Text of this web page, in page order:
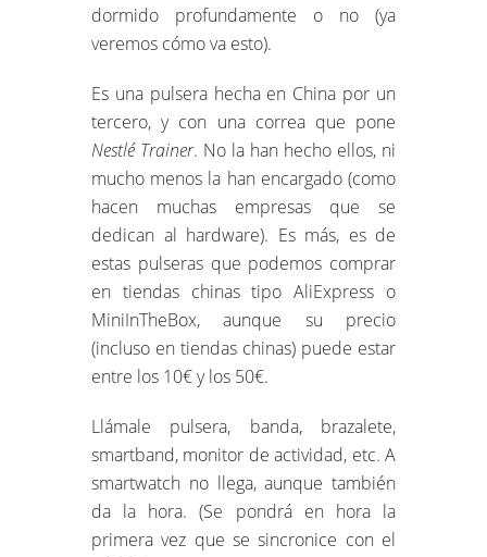
dormido profundamente o no (ya
veremos cómo va esto).
Es una pulsera hecha en China por un
tercero, y con una correa que pone
Nestlé Trainer. No la han hecho ellos, ni
mucho menos la han encargado (como
hacen muchas empresas que se
dedican al hardware). Es más, es de
estas pulseras que podemos comprar
en tiendas chinas tipo AliExpress o
MiniInTheBox, aunque su precio
(incluso en tiendas chinas) puede estar
entre los 10€ y los 50€.
Llámale pulsera, banda, brazalete,
smartband, monitor de actividad, etc. A
smartwatch no llega, aunque también
da la hora. (Se pondrá en hora la
primera vez que se sincronice con el